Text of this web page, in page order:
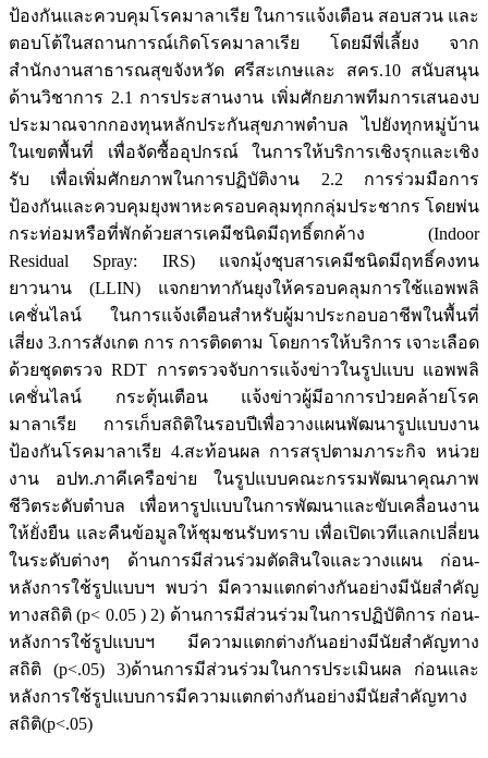
ป้องกันและควบคุมโรคมาลาเรีย ในการแจ้งเตือน สอบสวน และ
ตอบโต้ในสถานการณ์เกิดโรคมาลาเรีย โดยมีพี่เลี้ยง จาก
สำนักงานสาธารณสุขจังหวัด ศรีสะเกษและ สคร.10 สนับสนุน
ด้านวิชาการ 2.1 การประสานงาน เพิ่มศักยภาพทีมการเสนองบ
ประมาณจากกองทุนหลักประกันสุขภาพตำบล ไปยังทุกหมู่บ้าน
ในเขตพื้นที่ เพื่อจัดซื้ออุปกรณ์ ในการให้บริการเชิงรุกและเชิง
รับ เพื่อเพิ่มศักยภาพในการปฏิบัติงาน 2.2 การร่วมมือการ
ป้องกันและควบคุมยุงพาหะครอบคลุมทุกกลุ่มประชากร โดยพ่น
กระท่อมหรือที่พักด้วยสารเคมีชนิดมีฤทธิ์ตกค้าง (Indoor
Residual Spray: IRS) แจกมุ้งชุบสารเคมีชนิดมีฤทธิ์คงทน
ยาวนาน (LLIN) แจกยาทากันยุงให้ครอบคลุมการใช้แอพพลิ
เคชั่นไลน์ ในการแจ้งเตือนสำหรับผู้มาประกอบอาชีพในพื้นที่
เสี่ยง 3.การสังเกต การ การติดตาม โดยการให้บริการ เจาะเลือด
ด้วยชุดตรวจ RDT การตรวจจับการแจ้งข่าวในรูปแบบ แอพพลิ
เคชั่นไลน์ กระตุ้นเตือน แจ้งข่าวผู้มีอาการป่วยคล้ายโรค
มาลาเรีย การเก็บสถิติในรอบปีเพื่อวางแผนพัฒนารูปแบบงาน
ป้องกันโรคมาลาเรีย 4.สะท้อนผล การสรุปตามภาระกิจ หน่วย
งาน อปท.ภาคีเครือข่าย ในรูปแบบคณะกรรมพัฒนาคุณภาพ
ชีวิตระดับตำบล เพื่อหารูปแบบในการพัฒนาและขับเคลื่อนงาน
ให้ยั่งยืน และคืนข้อมูลให้ชุมชนรับทราบ เพื่อเปิดเวทีแลกเปลี่ยน
ในระดับต่างๆ ด้านการมีส่วนร่วมตัดสินใจและวางแผน ก่อน-
หลังการใช้รูปแบบฯ พบว่า มีความแตกต่างกันอย่างมีนัยสำคัญ
ทางสถิติ (p< 0.05 ) 2) ด้านการมีส่วนร่วมในการปฏิบัติการ ก่อน-
หลังการใช้รูปแบบฯ มีความแตกต่างกันอย่างมีนัยสำคัญทาง
สถิติ (p<.05) 3)ด้านการมีส่วนร่วมในการประเมินผล ก่อนและ
หลังการใช้รูปแบบการมีความแตกต่างกันอย่างมีนัยสำคัญทาง
สถิติ(p<.05)